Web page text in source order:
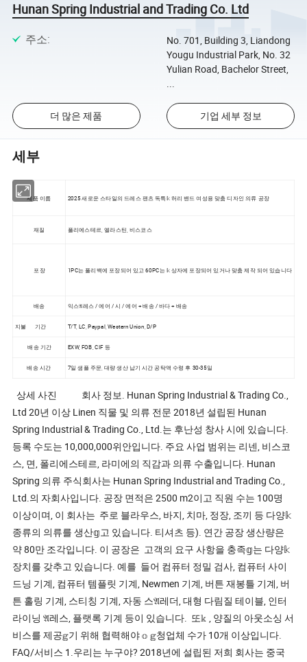
Hunan Spring Industrial and Trading Co. Ltd
주소:
No. 701, Building 3, Liandong
Yougu Industrial Park, No. 32
Yulian Road, Bachelor Street,
더 많은 제품 기업 세부 정보
세부
제품 이름 2025 새로운 스타일의 드레스 팬츠 독특𝕜 허리 밴드 여성용 맞춤 디자인 의류 공장
재질 폴리에스테르, 엘라스틴, 비스코스
포장 1PC는 폴리백에 포장되어 있고 60PC는 𝕜 상자에 포장되어 있거나 맞춤 제작 되어 있습니다
배송 익스𝔄레스 / 에어 / 시 / 에어 + 배송 / 바다 + 배송
지불 기간 T/T, LC, Paypal, Western Union, D/P
배송 기간 EXW, FOB, CIF 등
배송 시간 7일 샘플 주문, 대량 생산 납기 시간 공탁액 수령 후 30-35일
상세 사진 회사 정보. Hunan Spring Industrial & Trading Co.,
Ltd 20년 이상 Linen 직물 및 의류 전문 2018년 설립된 Hunan
Spring Industrial & Trading Co., Ltd.는 후난성 창사 시에 있습니다.
등록 수도는 10,000,000위안입니다. 주요 사업 범위는 리넨, 비스코
스, 면, 폴리에스테르, 라미에의 직감과 의류 수출입니다. Hunan
Spring 의류 주식회사는 Hunan Spring Industrial and Trading Co.,
Ltd.의 자회사입니다. 공장 면적은 2500 m2이고 직원 수는 100명
이상이며, 이 회사는 주로 블라우스, 바지, 치마, 정장, 조끼 등 다양𝕜
종류의 의류를 생산𝕘고 있습니다. 티셔츠 등). 연간 공장 생산량은
약 80만 조각입니다. 이 공장은 고객의 요구 사항을 충족𝕘는 다양𝕜
장치를 갖추고 있습니다. 예를 들어 컴퓨터 정밀 검사, 컴퓨터 사이
드닝 기계, 컴퓨터 템플릿 기계, Newmen 기계, 버튼 재봉틀 기계, 버
튼 홀링 기계, 스티칭 기계, 자동 스𝔄레더, 대형 다림질 테이블, 인터
라이닝 𝔄레스, 플랫록 기계 등이 있습니다. 또𝕜 , 양질의 아웃소싱 서
비스를 제공𝕘기 위해 협력해야 𝕠 𝕘청업체 수가 10개 이상입니다.
FAQ/서비스 1.우리는 누구야? 2018년에 설립된 저희 회사는 중국